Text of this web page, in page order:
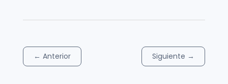
← Anterior Siguiente →